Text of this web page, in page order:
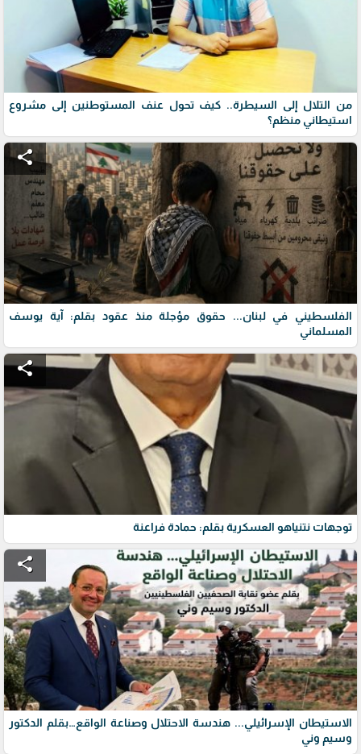
من التلال إلى السيطرة.. كيف تحول عنف المستوطنين إلى مشروع
استيطاني منظم؟
share
الفلسطيني في لبنان... حقوق مؤجلة منذ عقود بقلم: آية يوسف
المسلماني
share
توجهات نتنياهو العسكرية بقلم: حمادة فراعنة
share
الاستيطان الإسرائيلي... هندسة الاحتلال وصناعة الواقع…بقلم الدكتور
وسيم وني